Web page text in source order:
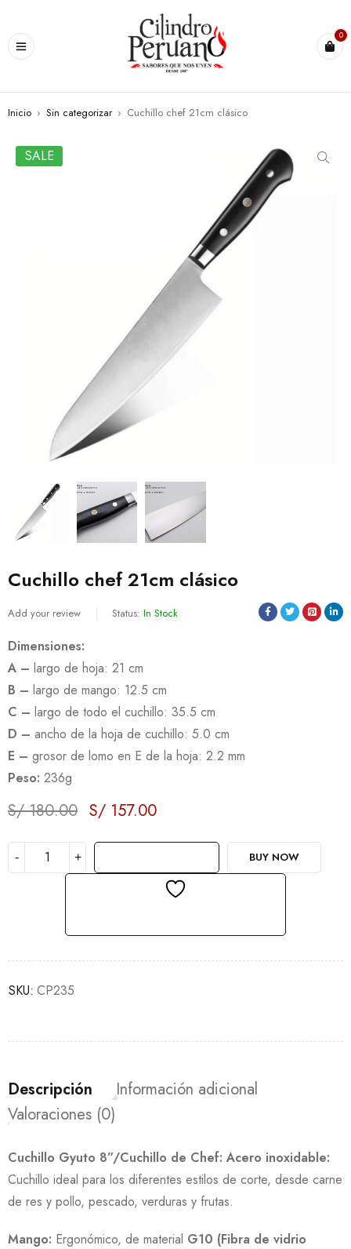
0
Inicio › Sin categorizar › Cuchillo chef 21cm clásico
SALE
Cuchillo chef 21cm clásico
Add your review Status: In Stock
Dimensiones:
A – largo de hoja: 21 cm
B – largo de mango: 12.5 cm
C – largo de todo el cuchillo: 35.5 cm
D – ancho de la hoja de cuchillo: 5.0 cm
E – grosor de lomo en E de la hoja: 2.2 mm
Peso: 236g
S/180.00 S/ 157.00
BUY NOW
SKU: CP235
Descripción
Información adicional
Valoraciones (0)
Cuchillo Gyuto 8”/Cuchillo de Chef: Acero inoxidable:
Cuchillo ideal para los diferentes estilos de corte, desde carne
de res y pollo, pescado, verduras y frutas.
Mango: Ergonómico, de material G10 (Fibra de vidrio